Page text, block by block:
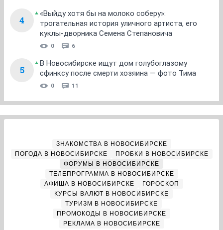
4
«Выйду хотя бы на молоко соберу»:
трогательная история уличного артиста, его
куклы-дворника Семена Степановича
0 6
5
В Новосибирске ищут дом голубоглазому
сфинксу после смерти хозяина — фото Тима
0 11
ЗНАКОМСТВА В НОВОСИБИРСКЕ
ПОГОДА В НОВОСИБИРСКЕ
ПРОБКИ В НОВОСИБИРСКЕ
ФОРУМЫ В НОВОСИБИРСКЕ
ТЕЛЕПРОГРАММА В НОВОСИБИРСКЕ
АФИША В НОВОСИБИРСКЕ
ГОРОСКОП
КУРСЫ ВАЛЮТ В НОВОСИБИРСКЕ
ТУРИЗМ В НОВОСИБИРСКЕ
ПРОМОКОДЫ В НОВОСИБИРСКЕ
РЕКЛАМА В НОВОСИБИРСКЕ